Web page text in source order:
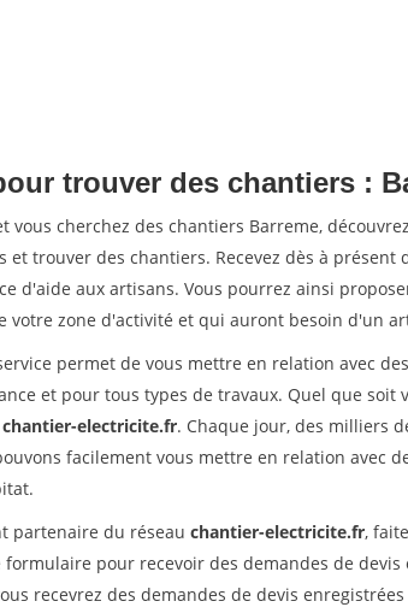
trouver des chantiers :
vous cherchez des chantiers Barreme,
et trouver des chantiers. Recevez dès à présent
d'aide aux artisans. Vous pourrez ainsi
votre zone d'activité et qui auront besoin d'un
permet de vous mettre en relation avec
et pour tous types de travaux. Quel que soit
chantier-electricite.fr. Chaque jour, des milliers
facilement vous mettre en relation avec
partenaire du réseau chantier-electricite.fr,
pour recevoir des demandes de
recevrez des demandes de devis